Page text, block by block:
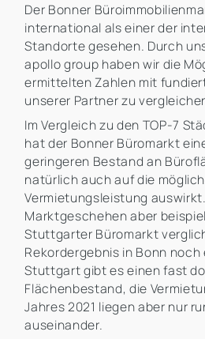
Der Bonner
international als einer der
Standorte gesehen. Durch
apollo group haben wir die
ermittelten Zahlen mit
unserer Partner zu
Im Vergleich zu den TOP-7
hat der Bonner Büromarkt
geringeren Bestand an
natürlich auch auf die
Vermietungsleistung
Marktgeschehen aber
Stuttgarter Büromarkt
Rekordergebnis in Bonn
Stuttgart gibt es einen fast
Flächenbestand, die
Jahres 2021 liegen aber nur
auseinander.